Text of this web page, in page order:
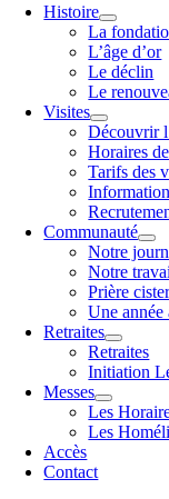
NavigationHistoire
La
L’âge d’or
Le déclin
Le
Visites
Découvrir
Horaires
Tarifs des
Communauté
Notre
Notre
Prière
Une année
Retraites
Retraites
Initiation
Messes
Les
Les
Accès
Contact